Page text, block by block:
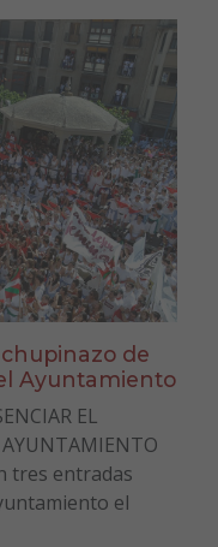
de
Ayuntamiento
EL
AYUNTAMIENTO
tres entradas
el